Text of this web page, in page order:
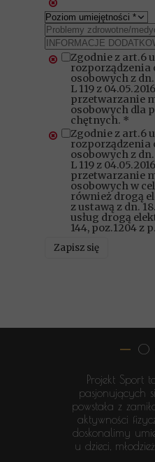
Projekt Sport
pasjonujących
powstała z
aktywności
doskonalimy
u dzieci,
O
Zgodnie z art.6
rozporządzenia
osobowych z dn.
L 119 z
przetwarzanie
osobowych dla
chętnych. *
Zgodnie z art.6
rozporządzenia
osobowych z dn.
L 119 z
przetwarzanie
osobowych w
również drogą
z ustawą z dn.
usług drogą
144, poz.1204 z
Zapisz się